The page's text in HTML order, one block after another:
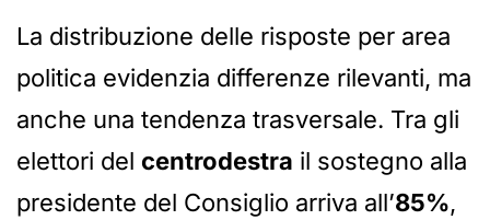
La distribuzione delle risposte per area
politica evidenzia differenze rilevanti, ma
anche una tendenza trasversale. Tra gli
elettori del centrodestra il sostegno alla
presidente del Consiglio arriva all’85%,